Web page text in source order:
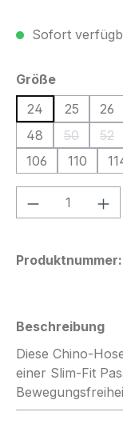
Sofort
Größeauswählen
24
25 26
48 50
(Diese
52
106 110
Produkt
Produktnummer:
Beschreibung
Diese Chino-
einer Slim-Fit